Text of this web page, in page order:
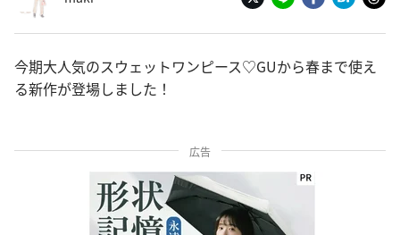
今期大人気のスウェットワンピース♡GUから春まで使え
る新作が登場しました！
広告